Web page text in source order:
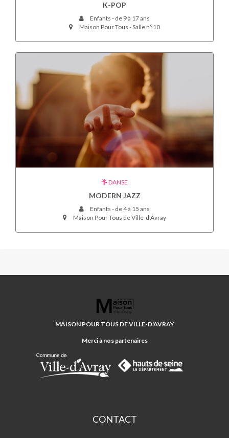
K-POP
Enfants - de 9 à 17 ans
Maison Pour Tous - Salle n°10
DANSE
MODERN JAZZ
Enfants - de 4 à 15 ans
Maison Pour Tous de Ville-d'Avray
MAISON
POUR
TOUS
VILLE-
MAISON POUR TOUS DE VILLE-D'AVRAY
Merci à nos partenaires
CONTACT